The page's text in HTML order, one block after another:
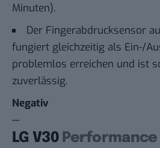
Minuten).
Der Fingerabdrucksensor
fungiert gleichzeitig als Ein-/
problemlos erreichen und ist
zuverlässig.
Negativ
—
LG V30 Performance